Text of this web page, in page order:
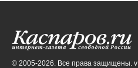
© 2005-2026. Все права защищены.